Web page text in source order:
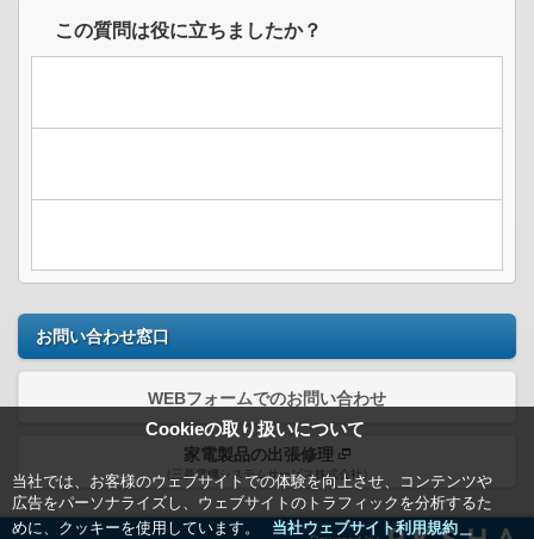
Cookieの取り扱いについて
当社では、お客様のウェブサイトでの体験を向上させ、コンテンツや
広告をパーソナライズし、ウェブサイトのトラフィックを分析するた
めに、クッキーを使用しています。
当社ウェブサイト利用規約＿
この質問は役に立ちましたか？
お問い合わせ窓口
WEBフォームでのお問い合わせ
家電製品の出張修理
（三菱電機システムサービス株式会社）